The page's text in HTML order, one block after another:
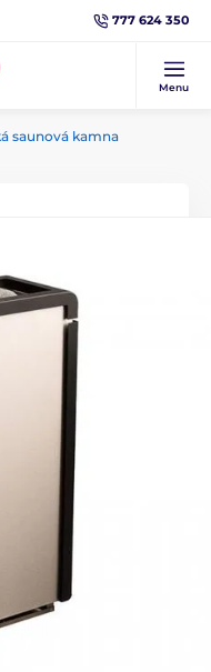
777 624 350
Menu
saunová kamna